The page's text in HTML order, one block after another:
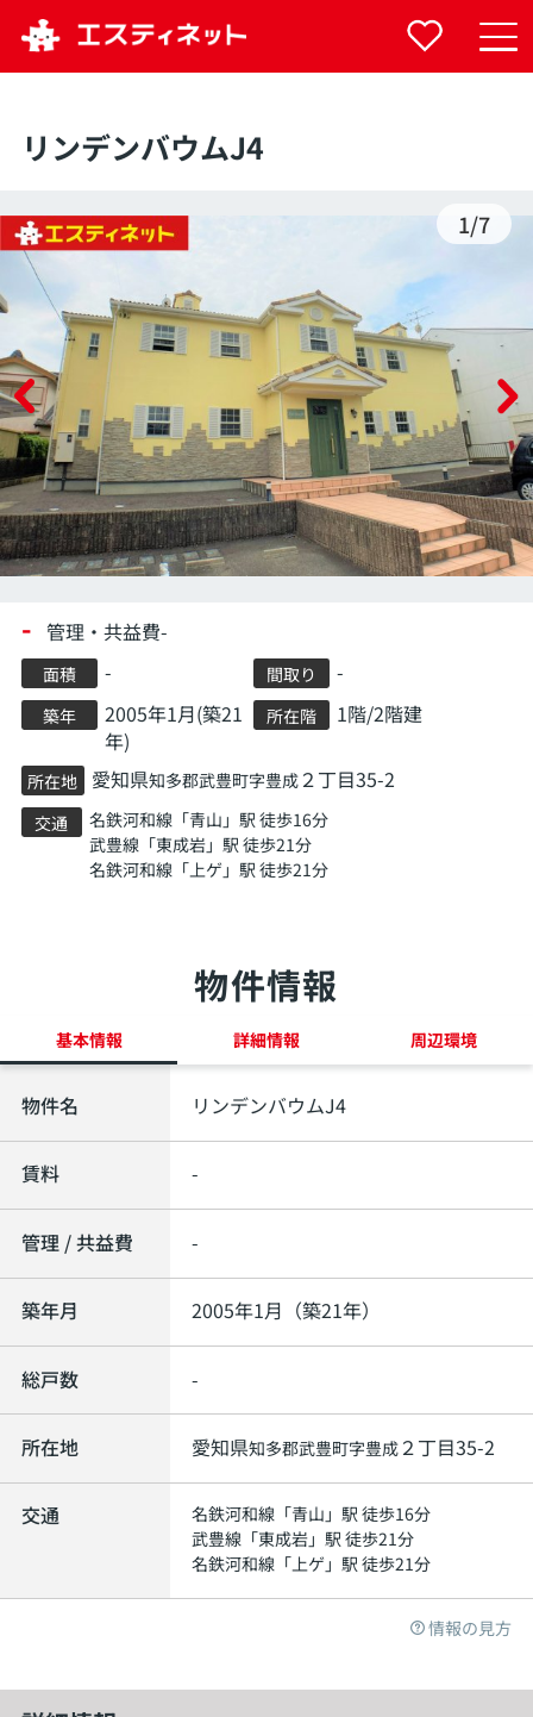
リンデンバウムJ4
1/7
- 管理・共益費-
面積 - 間取り -
築年
2005年1月(築21
年)
所在階 1階/2階建
所在地 愛知県知多郡武豊町字豊成２丁目35-2
交通 名鉄河和線 「青山 」駅 徒歩16分
武豊線 「東成岩」駅 徒歩21分
名鉄河和線 「上ゲ 」駅 徒歩21分
物件情報
基本情報 詳細情報 周辺環境
物件名 リンデンバウムJ4
賃料 -
管理 / 共益費 -
築年月 2005年1月（築21年）
総戸数 -
所在地 愛知県知多郡武豊町字豊成 ２丁目35-2
交通 名鉄河和線 「青山 」駅 徒歩16分
武豊線 「東成岩」駅 徒歩21分
名鉄河和線 「上ゲ 」駅 徒歩21分
情報の見方